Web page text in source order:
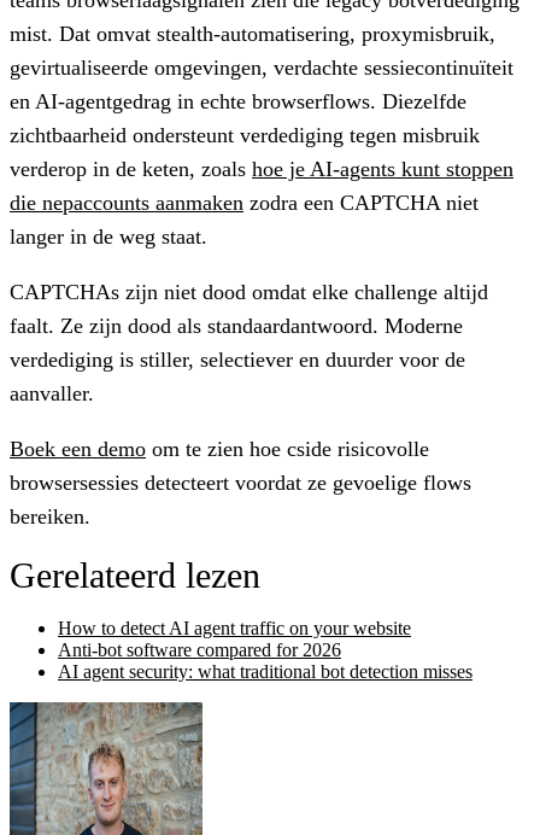
mist. Dat omvat stealth-automatisering, proxymisbruik,
gevirtualiseerde omgevingen, verdachte sessiecontinuïteit
en AI-agentgedrag in echte browserflows. Diezelfde
zichtbaarheid ondersteunt verdediging tegen misbruik
verderop in de keten, zoals hoe je AI-agents kunt stoppen
die nepaccounts aanmaken zodra een CAPTCHA niet
langer in de weg staat.
CAPTCHAs zijn niet dood omdat elke challenge altijd
faalt. Ze zijn dood als standaardantwoord. Moderne
verdediging is stiller, selectiever en duurder voor de
aanvaller.
Boek een demo om te zien hoe cside risicovolle
browsersessies detecteert voordat ze gevoelige flows
bereiken.
Gerelateerd lezen
How to detect AI agent traffic on your website
Anti-bot software compared for 2026
AI agent security: what traditional bot detection misses